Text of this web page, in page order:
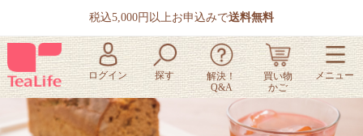
税込5,000円以上お申込みで送料無料